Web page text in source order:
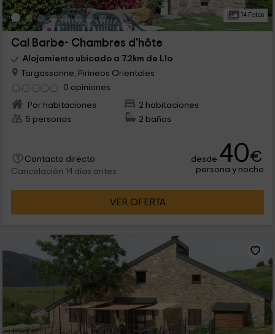
14 Fotos
Cal Barbe- Chambres d'hôte
Alojamiento ubicado a 7.2km de Llo
Targassonne, Pirineos Orientales
0 opiniones
Por habitaciones
2 habitaciones
5 personas
2 baños
Contacto directo
Cancelación 14 días antes
desde 40€
persona y noche
VER OFERTA